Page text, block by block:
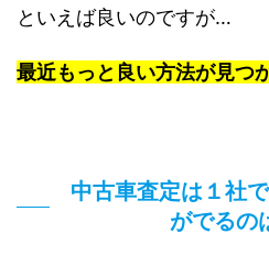
といえば良いのですが…
最近もっと良い方法が見つ
中古車査定は１社
がでるの